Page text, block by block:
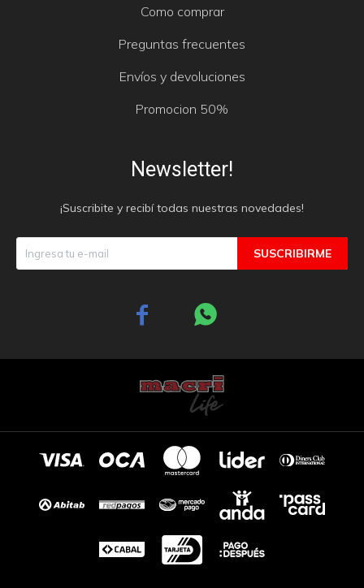
Como comprar
Preguntas frecuentes
Envíos y devoluciones
Promocion 50%
Newsletter!
¡Suscribite y recibí todas nuestras novedades!
SUSCRIBIRME
 